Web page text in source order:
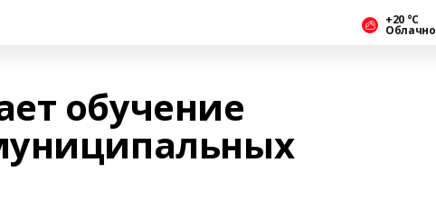
+20 °С
Облачно
обучение